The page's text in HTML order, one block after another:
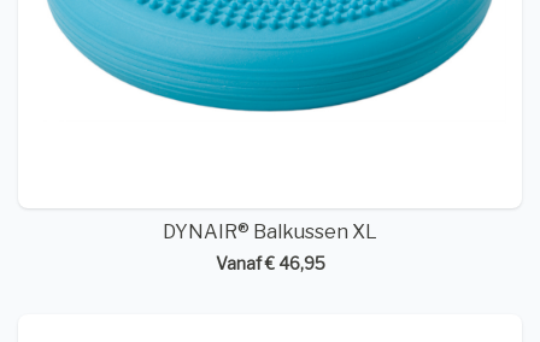
DYNAIR® Balkussen XL
Vanaf € 46,95